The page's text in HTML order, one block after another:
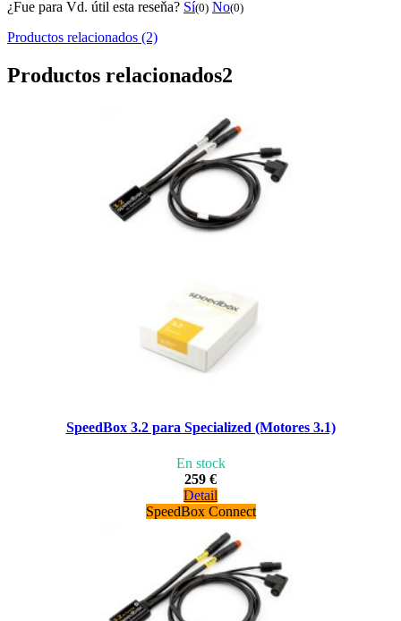
¿Fue para Vd. útil esta reseňa? Sí(0) No(0)
Productos relacionados (2)
Productos relacionados2
SpeedBox 3.2 para Specialized (Motores 3.1)
En stock
259 €
Detail
SpeedBox Connect